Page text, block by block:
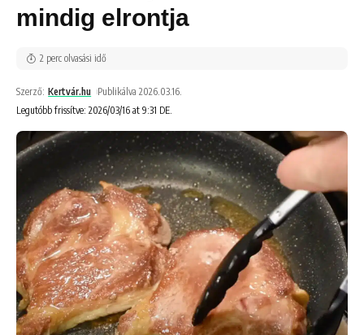
mindig elrontja
Legutóbb frissítve: 2026/03/16 at 9:31 DE.
Szerző: Kertvár.hu Publikálva 2026.03.16.
2 perc olvasási idő